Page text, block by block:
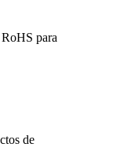
para
de